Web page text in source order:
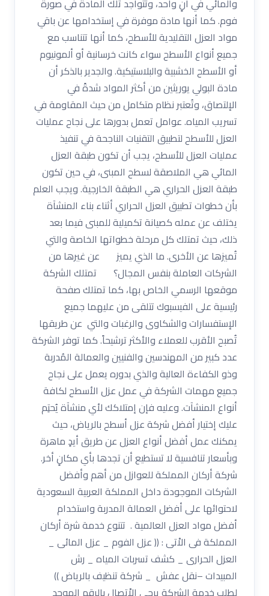
والمائي في آنٍ واحد، وتتواجد تلك المادة في صورة
فوم. كما أنها مادة موفرة في إستخدامها عن باقي
مواد العزل التقليدية للأسطح، كما أنها تتناسب مع
جميع أنواع الأسطح سواء كانت خرسانية أو ألمونيوم
أو الأسطح الخشبية والبلاستيكية. والجدير بالذكر أن
مادة البولي يوريثين من أكثر المواد شدةً في
الإلتصاق، وتُعتبر نظام متكامل من حيث المقاومة في
تسريب المياه. عوامل تعمل بدورها على نجاح عمليات
العزل للأسطح لتطبيق التقنيات الناجحة في تنفيذ
عمليات العزل للأسطح، يجب أن تكون طبقة العزل
المائي هي الملاصقة لسطح المبنى، في حين تكون
طبقة العزل الحراري هي الطبقة الخارجية. ويجب العلم
بأن خطوات تطبيق العزل الحراري أثناء بناء المنشآة
يختلف عن عمله كصيانة تكميلية للمبنى فيما بعد
ذلك، حيث تمتلك كل مرحلة خطواتها الخاصة والتي
تُميزها عن الأخرى. ما الذي يميز عن غيرها من
الشركات العاملة بنفس المجال؟ تمتلك الشركة
موقعها الرسمي الخاص بها، كما تمتلك صفحة
رئيسية على الفيسبوك تتلقى من عليهما جميع
الإستفسارات والشكاوى والرغبات والتي عن طريقها
تُصبح الأقرب للعملاء والأكثر ترشيحاً. كما توفر الشركة
عدد كبير من المهندسين والفنيين والعمالة المُدربة
وذو الكفاءة العالية والذي بدوره يعمل على نجاح
جميع مهمات الشركة في عمل عزل الأسطح لكافة
أنواع المنشآت. وعليه فإن إمتلاكك لأي منشآة يُحتِم
عليك إختيار أفضل شركة عزل أسطح بالرياض، حيث
يمكنك عمل أفضل أنواع العزل عن طريق أيدٍ ماهرة
وبأسعار تنافسية لا تستطيع أن تجدها بأي مكانٍ أخر.
شركة أركان المملكة للعوازل من أهم وأفضل
الشركات الموجودة داخل المملكة العربية السعودية
لاحتوائها على أفضل العمالة المدربة واستخدام
أفضل مواد العزل العالمية . تتنوع خدمة شرة أركان
المملكة فى الاْتى : (( عزل الفوم _ عزل المائى _
العزل الحرارى _ كشف تسربات المياه _ رش
المبيدات –نقل عفش _ شركة تنظيف بالرياض ))